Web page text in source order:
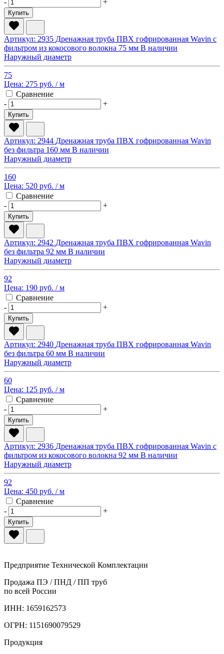
Купить
Артикул: 2935 Дренажная труба ПВХ гофрированная Wavin с
фильтром из кокосового волокна 75 мм В наличии
Наружный диаметр
75
Цена: 275 руб. / м
Сравнение
-
+
Купить
Артикул: 2944 Дренажная труба ПВХ гофрированная Wavin
без фильтра 160 мм В наличии
Наружный диаметр
160
Цена: 520 руб. / м
Сравнение
-
+
Купить
Артикул: 2942 Дренажная труба ПВХ гофрированная Wavin
без фильтра 92 мм В наличии
Наружный диаметр
92
Цена: 190 руб. / м
Сравнение
-
+
Купить
Артикул: 2940 Дренажная труба ПВХ гофрированная Wavin
без фильтра 60 мм В наличии
Наружный диаметр
60
Цена: 125 руб. / м
Сравнение
-
+
Купить
Артикул: 2936 Дренажная труба ПВХ гофрированная Wavin с
фильтром из кокосового волокна 92 мм В наличии
Наружный диаметр
92
Цена: 450 руб. / м
Сравнение
-
+
Купить
Предприятие Технической Комплектации
Продажа ПЭ / ПНД / ПП труб
по всей России
ИНН: 1659162573
ОГРН: 1151690079529
Продукция